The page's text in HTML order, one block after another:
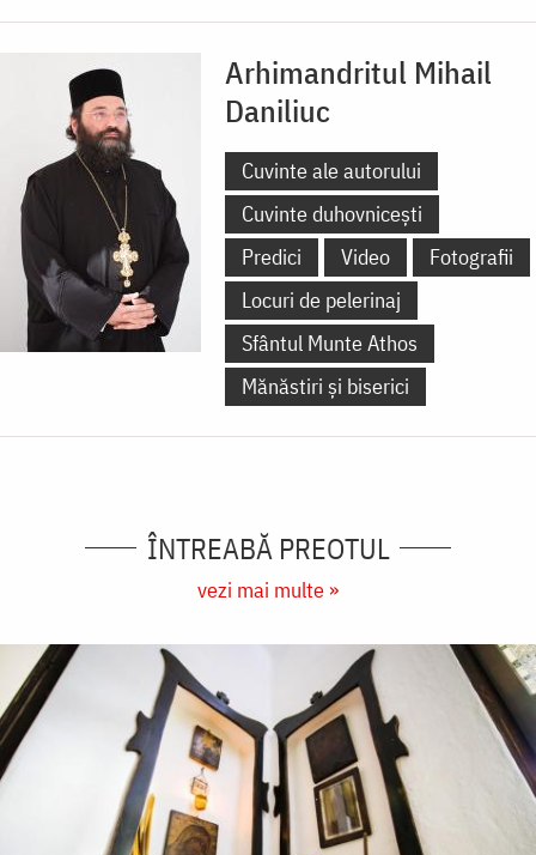
Arhimandritul Mihail
Daniliuc
Cuvinte ale autorului
Cuvinte duhovnicești
Predici
Video
Fotografii
Locuri de pelerinaj
Sfântul Munte Athos
Mănăstiri și biserici
ÎNTREABĂ PREOTUL
vezi mai multe »